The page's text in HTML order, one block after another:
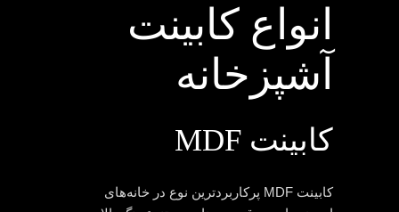
انواع کابینت
آشپزخانه
کابینت MDF
کابینت MDF پرکاربردترین نوع در خانه‌های